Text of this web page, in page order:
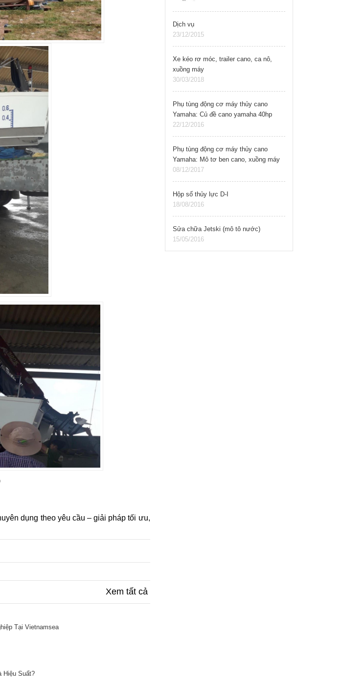
dụng theo yêu cầu – giải pháp tối ưu,
Xem tất cả
Tại Vietnamsea
Hiệu Suất?
Dịch vụ
23/12/2015
Xe kéo rơ móc, trailer cano, ca nô,
xuồng máy
30/03/2018
Phụ tùng động cơ máy thủy cano
Yamaha: Củ đề cano yamaha 40hp
22/12/2016
Phụ tùng động cơ máy thủy cano
Yamaha: Mô tơ ben cano, xuồng máy
yamaha
08/12/2017
Hộp số thủy lực D-I
18/08/2016
Sửa chữa Jetski (mô tô nước)
15/05/2016